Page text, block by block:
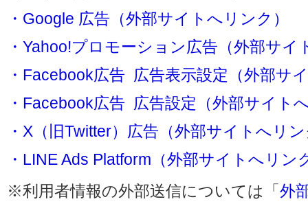
・Google 広告（外部サイトへリンク）
・Yahoo!プロモーション広告（外部サイ
・Facebook広告 広告表示設定（外部サ
・Facebook広告 広告設定（外部サイト
・X（旧Twitter）広告（外部サイトへリ
・LINE Ads Platform（外部サイトへリン
※利用者情報の外部送信については「外